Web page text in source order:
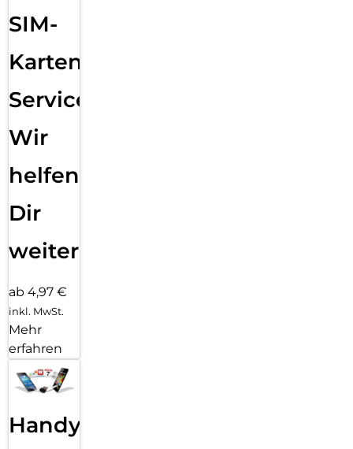
SIM-
Karten
Service:
Wir
helfen
Dir
weiter
ab 4,97 €
inkl. MwSt.
Mehr
erfahren
Handy